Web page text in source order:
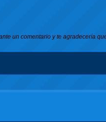
un comentario y te agradecería